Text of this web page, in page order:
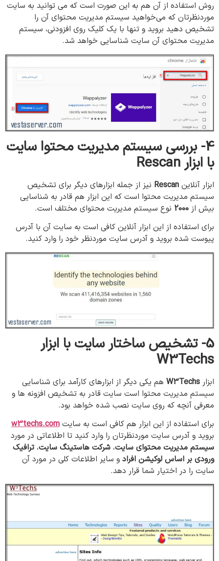
روش استفاده از آن هم به این صورت است که می توانید به سایت
موردنظرتان که می‌خواهید سیستم مدیریت محتوای آن را
تشخیص دهید بروید و تنها با یک کلیک روی افزودنی، سیستم
مدیریت محتوای آن سایت شناسایی خواهد شد.
4- بررسی سیستم مدیریت محتوا سایت
با ابزار
ابزار آنلاین Rescan نیز از جمله ابزارهای دیگر برای تشخیص
سیستم مدیریت محتوا است که این ابزار هم قادر به شناسایی
بیش از 2000 نوع سیستم مدیریت محتوای مختلف است.
برای استفاده از این ابزار آنلاین کافی است به سایت آن با آدرس
پیوست شده بروید و آدرس سایت موردنظر خود را وارد کنید.
5- تشخیص ساختارسایت با ابزار
W3Techs
ابزار W3Techs هم یکی دیگر از ابزارهای کارآمد برای شناسایی
سیستم مدیریت محتوا است سایت قادر به تشخیص افزونه ها و
معرفی آنچه که روی سایت نصب شده خواهد بود.
برای استفاده از این ابزار هم کافی است به سایت w3techs.com
بروید و آدرس سایت موردنظرتان را وارد کنید تا اطلاعاتی در مورد
سیستم مدیریت محتوای سایت، شرکت هاستینگ سایت،ترافیک
ورودی بر اساس لوکیشن افراد و سایر اطلاعات کلی در مورد آن
سایت را در اختیار شما قرار دهد.